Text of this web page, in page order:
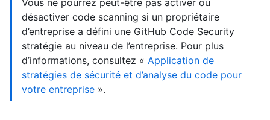
Vous ne pourrez peut-être pas activer ou
désactiver code scanning si un propriétaire
d’entreprise a défini une GitHub Code Security
stratégie au niveau de l’entreprise. Pour plus
d’informations, consultez « Application de
stratégies de sécurité et d’analyse du code pour
votre entreprise ».